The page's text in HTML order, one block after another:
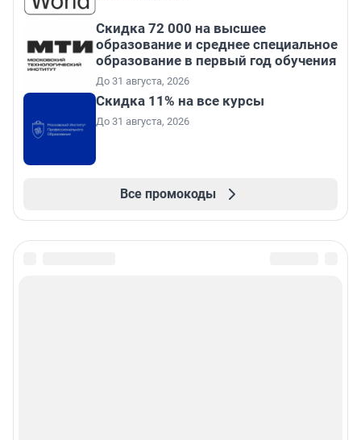
Скидка 72 000 на высшее
образование и среднее специальное
образование в первый год обучения
До 31 августа, 2026
Скидка 11% на все курсы
До 31 августа, 2026
Все промокоды